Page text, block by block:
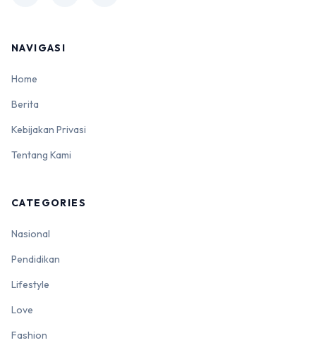
NAVIGASI
Home
Berita
Kebijakan Privasi
Tentang Kami
CATEGORIES
Nasional
Pendidikan
Lifestyle
Love
Fashion